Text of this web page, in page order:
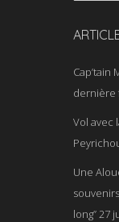
Cap’tain
dernière
Vol avec
Une
long”27